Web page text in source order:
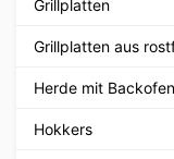
Grillplatten
Grillplatten aus
Herde mit Backofen
Hokkers